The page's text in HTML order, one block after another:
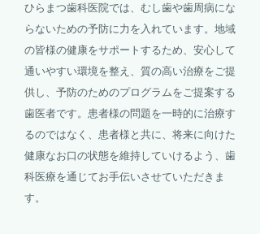
​ひらまつ歯科医院では、むし歯や歯周病にな
らないための予防に力を入れています。地域
の皆様の健康をサポートするため、安心して
通いやすい環境を整え、質の高い治療をご提
供し、予防のためのプログラムをご提案する
歯医者です。患者様の問題を一時的に治療す
るのではなく、患者様と共に、将来に向けた
健康なお口の状態を維持していけるよう、歯
科医療を通じてお手伝いさせていただきま
す。